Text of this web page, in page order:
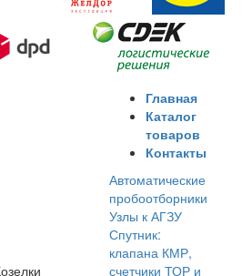
Главная
Каталог
товаров
Контакты
Автоматические
пробоотборники
Узлы к АГЗУ
Спутник:
клапана КМР,
счетчики ТОР и